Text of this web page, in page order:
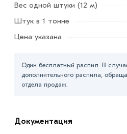
для дизайна интерьера;
для декоративных уличных
«Добавить в корзину»
или
«Быстрый заказ»
Условия доставки и цены на
Вес одной штуки (12 м)
Штук в 1 тонне
Цена указана
Один бесплатный распил. В
дополнительного распила,
отдела продаж.
Документация